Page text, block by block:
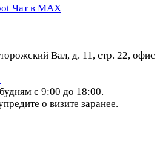
Чат в МАХ
Вал, д. 11, стр. 22, офис
с 9:00 до 18:00.
о визите заранее.